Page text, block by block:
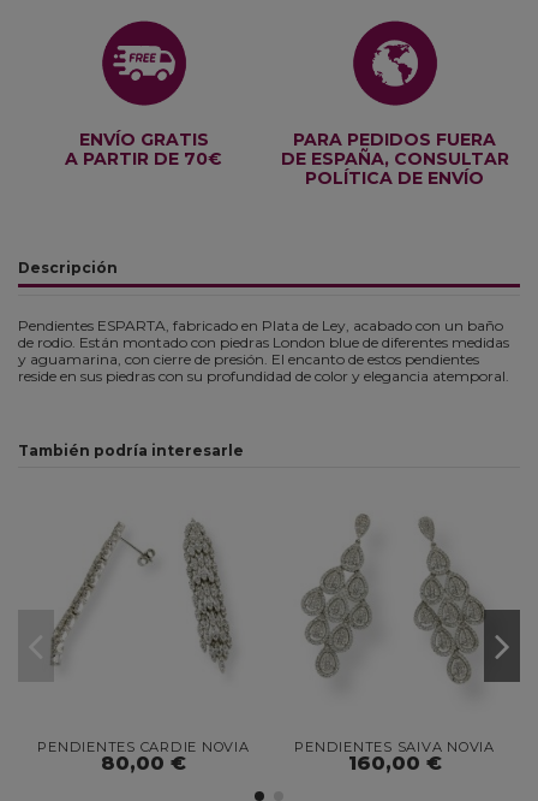
ENVÍO GRATIS
A PARTIR DE 70€
PARA PEDIDOS FUERA
DE ESPAÑA, CONSULTAR
POLÍTICA DE ENVÍO
Descripción
Pendientes ESPARTA, fabricado en Plata de Ley, acabado con un baño
de rodio. Están montado con piedras London blue de diferentes medidas
y aguamarina, con cierre de presión. El encanto de estos pendientes
reside en sus piedras con su profundidad de color y elegancia atemporal.
También podría interesarle
PENDIENTES CARDIE NOVIA
80,00 €
PENDIENTES SAIVA NOVIA
160,00 €